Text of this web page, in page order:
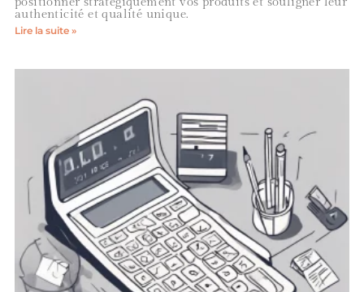
authenticité et qualité unique.
Lire la suite »